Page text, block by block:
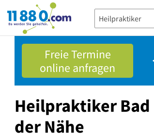
11880.com
Freie Termine
online anfragen
Heilpraktiker
der Nähe